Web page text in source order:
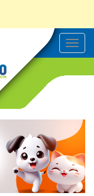
T
o
v
g
t
i
o
n